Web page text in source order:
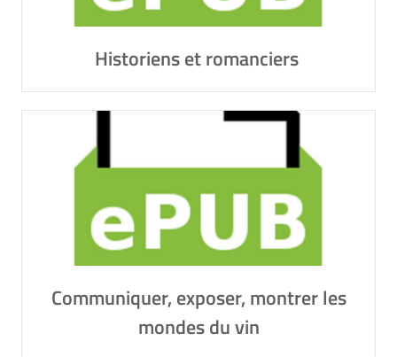
Historiens et romanciers
Communiquer, exposer, montrer les
mondes du vin